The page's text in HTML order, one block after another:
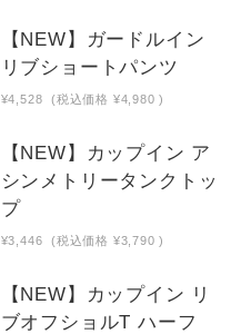
【NEW】ガードルイン
リブショートパンツ
¥4,528 (税込価格 ¥4,980 )
【NEW】カップイン ア
シンメトリータンクトッ
プ
¥3,446 (税込価格 ¥3,790 )
【NEW】カップイン リ
ブオフショルT ハーフ